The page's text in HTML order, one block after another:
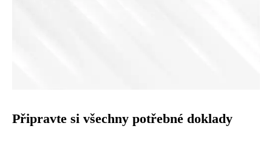
Připravte si všechny potřebné doklady